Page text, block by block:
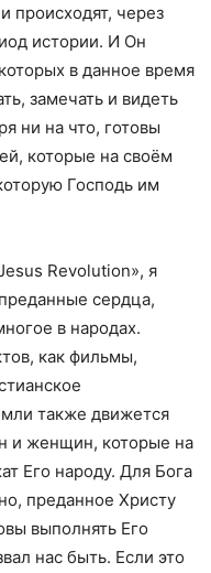
происходят, через
истории. И Он
в данное время
замечать и видеть
ни на что, готовы
которые на своём
Господь им
Revolution», я
сердца,
в народах.
как фильмы,
также движется
и женщин, которые на
Его народу. Для Бога
преданное Христу
выполнять Его
нас быть. Если это